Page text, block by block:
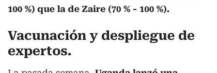
100 %) que la de Zaire (70 % - 100 %).
Vacunación y despliegue de
expertos.